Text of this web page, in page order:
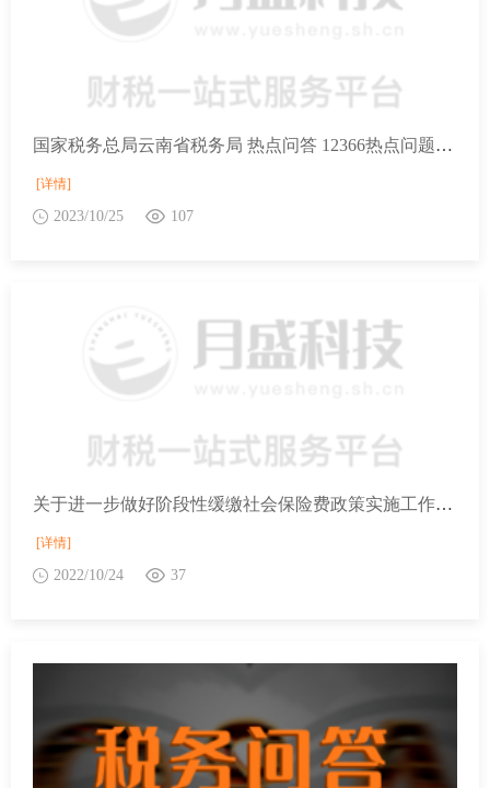
国家税务总局云南省税务局 热点问答 12366热点问题2023年第9期（下半月）
[详情]
2023/10/25 107
关于进一步做好阶段性缓缴社会保险费政策实施工作的通知
[详情]
2022/10/24 37